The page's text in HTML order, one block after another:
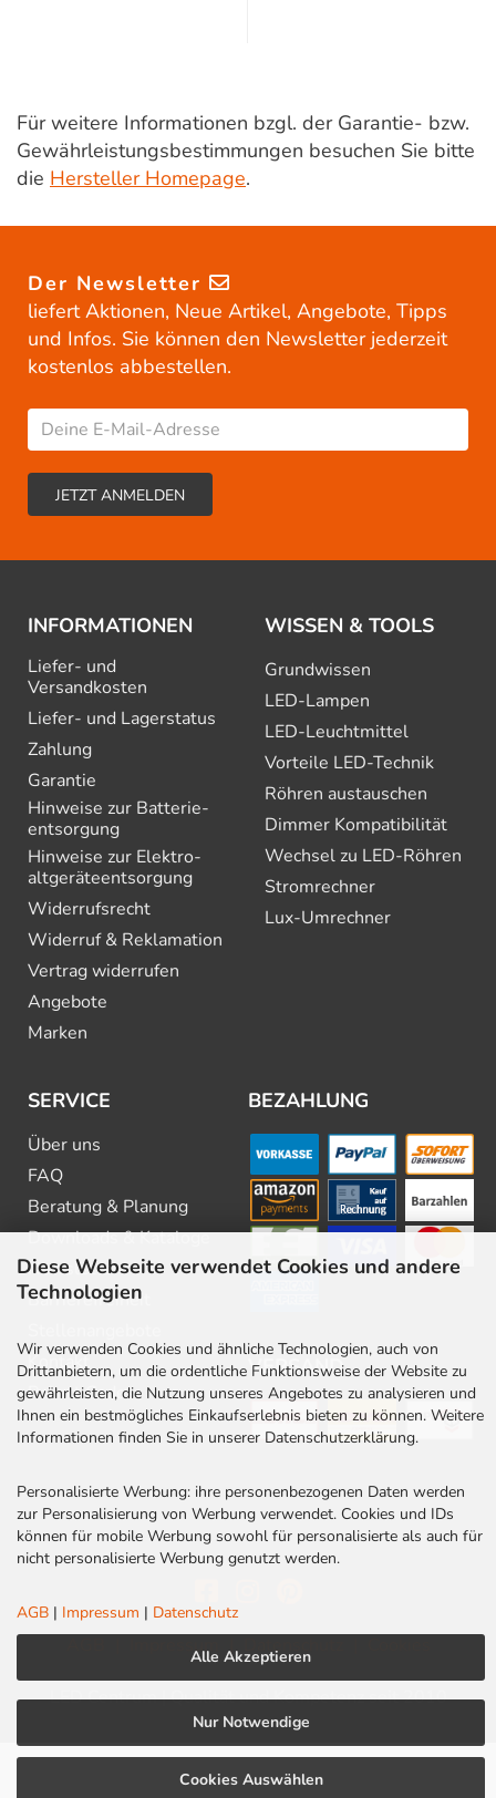
Diese Webseite verwendet Cookies und andere
Technologien
Wir verwenden Cookies und ähnliche Technologien, auch von
Drittanbietern, um die ordentliche Funktionsweise der Website zu
gewährleisten, die Nutzung unseres Angebotes zu analysieren und
Ihnen ein bestmögliches Einkaufserlebnis bieten zu können. Weitere
Informationen finden Sie in unserer Datenschutzerklärung.
Personalisierte Werbung: ihre personenbezogenen Daten werden
zur Personalisierung von Werbung verwendet. Cookies und IDs
können für mobile Werbung sowohl für personalisierte als auch für
nicht personalisierte Werbung genutzt werden.
AGB | Impressum | Datenschutz
Alle Akzeptieren
Nur Notwendige
Cookies Auswählen
Für weitere Informationen bzgl. der Garantie- bzw.
Gewährleistungsbestimmungen besuchen Sie bitte
die Hersteller Homepage.
Der Newsletter
liefert Aktionen, Neue Artikel, Angebote, Tipps
und Infos. Sie können den Newsletter jederzeit
kostenlos abbestellen.
INFORMATIONEN
Liefer- und
Versandkosten
Liefer- und Lagerstatus
Zahlung
Garantie
Hinweise zur Batterie­
entsorgung
Hinweise zur Elektro­
altgeräte­entsorgung
Widerrufsrecht
Widerruf & Reklamation
Vertrag widerrufen
Angebote
Marken
WISSEN & TOOLS
Grundwissen
LED-Lampen
LED-Leuchtmittel
Vorteile LED-Technik
Röhren austauschen
Dimmer Kompatibilität
Wechsel zu LED-Röhren
Stromrechner
Lux-Umrechner
SERVICE
Über uns
FAQ
Beratung & Planung
Downloads & Kataloge
Newsletter
Barrierefreiheit
Kontakt
Rabatt Codes
BEZAHLUNG
VERSAND
Impressum | Datenschutz
LED Centrum | Qualität und Kompetenz seit 2010